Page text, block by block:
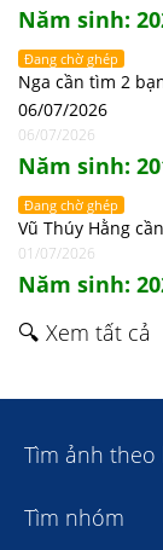
Năm sinh:
Đang chờ ghép
Nga cần tìm 2
06/07/2026
06/07/2026
Năm sinh:
Đang chờ ghép
Vũ Thúy Hằng
01/07/2026
Năm sinh:
🔍 Xem tất cả
Tìm ảnh
Tìm nhóm